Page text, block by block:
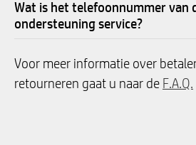
Wat is het telefoonnummer van
ondersteuning service?
Voor meer informatie over
retourneren gaat u naar de F.A.Q.